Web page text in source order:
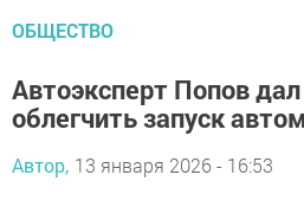
ОБЩЕСТВО
Автоэксперт Попов
облегчить запуск
Автор, 13 января 2026 - 16:53